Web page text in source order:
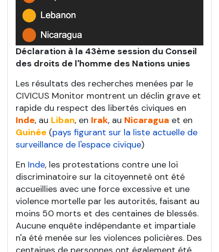
Déclaration à la 43ème session du Conseil
des droits de l'homme des Nations unies
Les résultats des recherches menées par le
CIVICUS Monitor montrent un déclin grave et
rapide du respect des libertés civiques en
Inde, au Liban, en Irak, au Nicaragua et en
Guinée (pays figurant sur la liste actuelle de
surveillance de l'espace civique)
En Inde, les protestations contre une loi
discriminatoire sur la citoyenneté ont été
accueillies avec une force excessive et une
violence mortelle par les autorités, faisant au
moins 50 morts et des centaines de blessés.
Aucune enquête indépendante et impartiale
n'a été menée sur les violences policières. Des